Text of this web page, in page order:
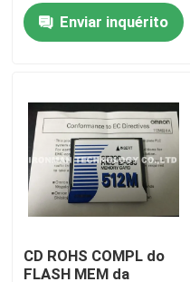
Contacte-nos
Notícia
Casos
Módulo de controle do
Módulo do PLC de
Enviar inquérito
CD ROHS COMPL do
FLASH MEM da